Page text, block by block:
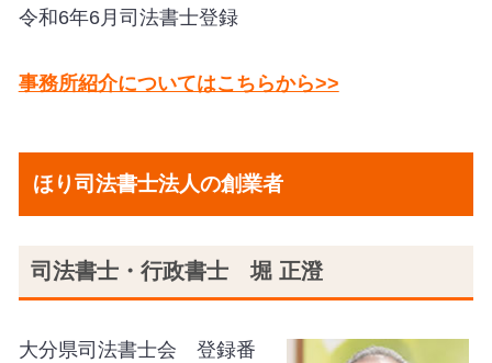
令和6年6月司法書士登録
事務所紹介についてはこちらから>>
ほり司法書士法人の創業者
司法書士・行政書士 堀 正澄
大分県司法書士会 登録番